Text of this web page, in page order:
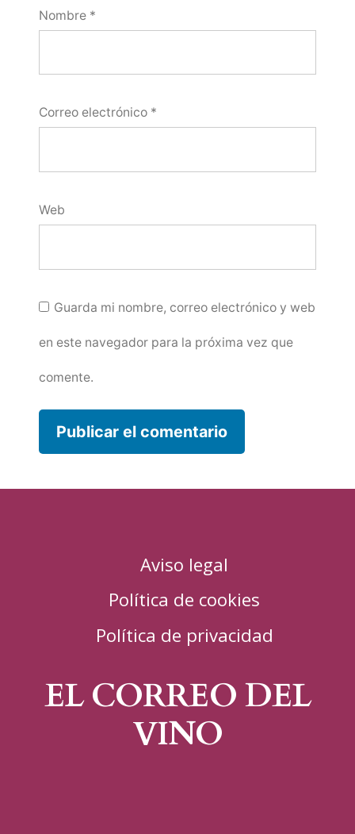
Nombre *
Correo electrónico *
Web
Guarda mi nombre, correo electrónico y web
en este navegador para la próxima vez que
comente.
Aviso legal
Política de cookies
Política de privacidad
EL CORREO DEL
VINO